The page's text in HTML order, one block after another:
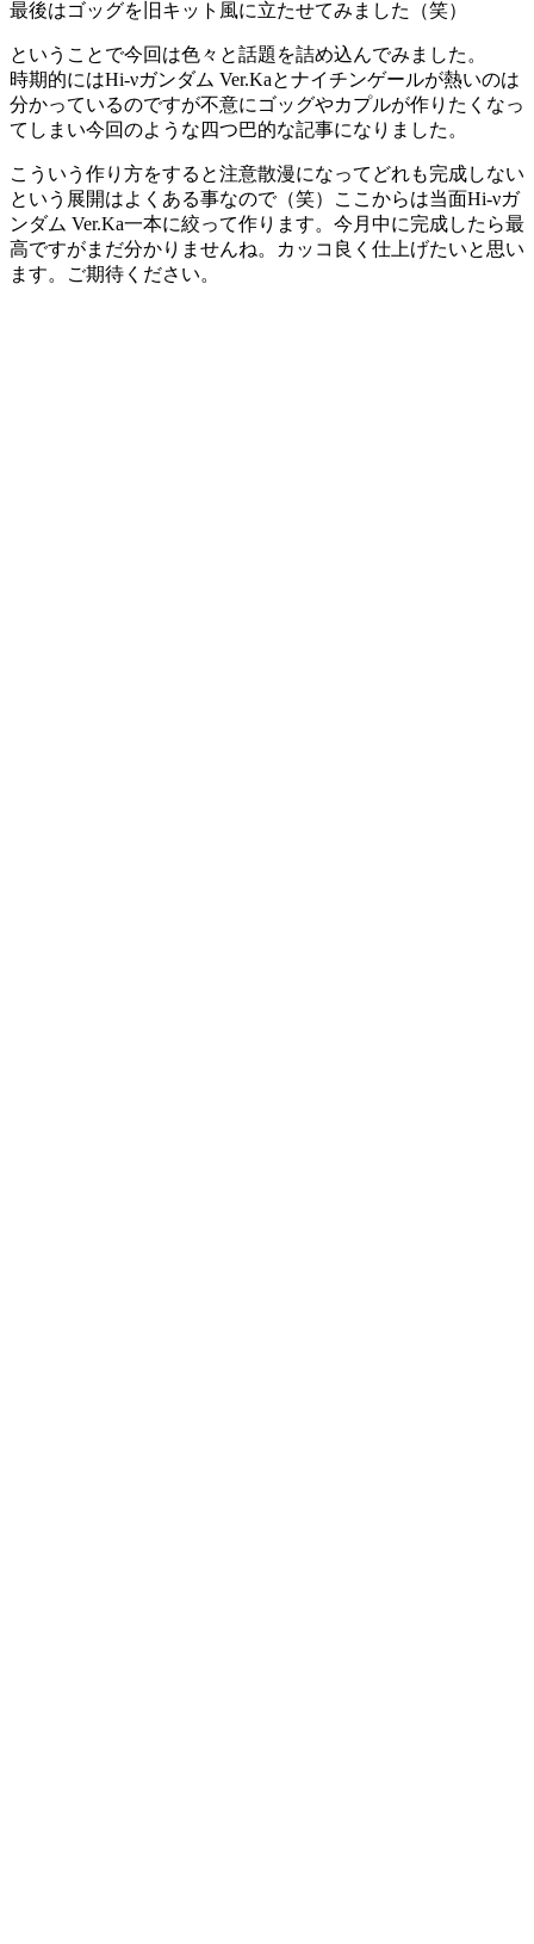
最後はゴッグを旧キット風に立たせてみました（笑）
ということで今回は色々と話題を詰め込んでみました。
時期的にはHi-νガンダム Ver.Kaとナイチンゲールが熱いのは
分かっているのですが不意にゴッグやカプルが作りたくなっ
てしまい今回のような四つ巴的な記事になりました。
こういう作り方をすると注意散漫になってどれも完成しない
という展開はよくある事なので（笑）ここからは当面Hi-νガ
ンダム Ver.Ka一本に絞って作ります。今月中に完成したら最
高ですがまだ分かりませんね。カッコ良く仕上げたいと思い
ます。ご期待ください。